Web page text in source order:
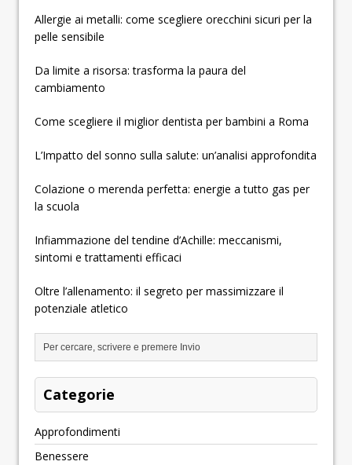
Allergie ai metalli: come scegliere orecchini sicuri per la
pelle sensibile
Da limite a risorsa: trasforma la paura del
cambiamento
Come scegliere il miglior dentista per bambini a Roma
L’Impatto del sonno sulla salute: un’analisi approfondita
Colazione o merenda perfetta: energie a tutto gas per
la scuola
Infiammazione del tendine d’Achille: meccanismi,
sintomi e trattamenti efficaci
Oltre l’allenamento: il segreto per massimizzare il
potenziale atletico
Categorie
Approfondimenti
Benessere